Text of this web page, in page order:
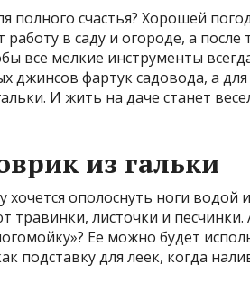
полного счастья? Хорошей
работу в саду и огороде, а
все мелкие инструменты
джинсов фартук садовода, а
И жить на даче станет
из гальки
хочется ополоснуть ноги водой
листочки и песчинки.
Ее можно будет
подставку для леек, когда